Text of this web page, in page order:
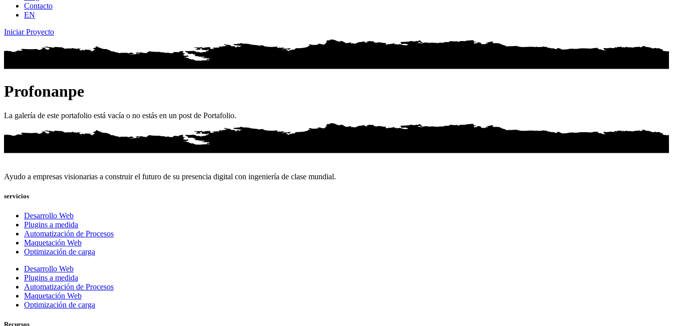
Contacto
EN
Iniciar Proyecto
Profonanpe
La galería de este portafolio está vacía o no estás en un post de Portafolio.
Ayudo a empresas visionarias a construir el futuro de su presencia digital con ingeniería de clase mundial.
servicios
Desarrollo Web
Plugins a medida
Automatización de Procesos
Maquetación Web
Optimización de carga
Desarrollo Web
Plugins a medida
Automatización de Procesos
Maquetación Web
Optimización de carga
Recursos